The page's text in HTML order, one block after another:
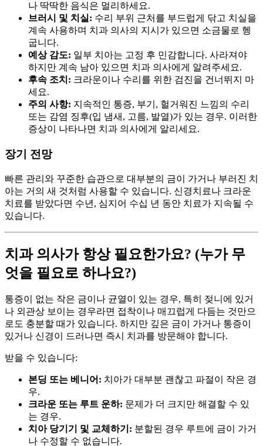
나 딱딱한 음식은 멀리하세요.
브러시 및 치실: 수리 부위 근처를 부드럽게 닦고 치실을
계속 사용하며 치과 의사의 지시가 있으면 소금물로 헹
굽니다.
예상 감도: 일부 치아는 고정 후 민감합니다. 사라져야
하지만 계속 남아 있으면 치과 의사에게 알려주세요.
후속 조치: 크라운이나 수리를 위한 검진을 건너뛰지 마
세요.
주의 사항: 지속적인 통증, 부기, 헐거워진 느낌의 수리
또는 감염 징후(입 냄새, 고름, 발열)가 있는 경우. 이러한
증상이 나타나면 치과 의사에게 알리세요.
장기 전망
빠른 관리와 꾸준한 습관으로 대부분의 금이 가거나 부러진 치
아는 거의 새 것처럼 사용할 수 있습니다. 신경치료나 크라운
치료를 받았다면 수년, 심지어 수십 년 동안 치료가 지속될 수
있습니다.
치과 의사가 항상 필요한가요? (누가 무
엇을 필요로 하나요?)
통증이 없는 작은 금이나 균열이 있는 경우, 특히 젖니에 있거
나 외관상 보이는 경우라면 접착이나 매끄럽게 다듬는 것만으
로도 충분할 때가 있습니다. 하지만 깊은 금이 가거나 통증이
있거나 신경이 드러나면 즉시 치과를 방문해야 합니다.
받을 수 있습니다:
본딩 또는 베니어: 치아가 대부분 괜찮고 파절이 작은 경
우.
크라운 또는 루트 운하: 문제가 더 크지만 해결할 수 있
는 경우.
치아 당기기 및 교체하기: 분할된 경우 루트에 금이 가거
나 수정할 수 없습니다.